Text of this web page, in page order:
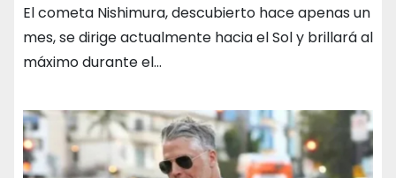
El cometa Nishimura, descubierto hace apenas un
mes, se dirige actualmente hacia el Sol y brillará al
máximo durante el…